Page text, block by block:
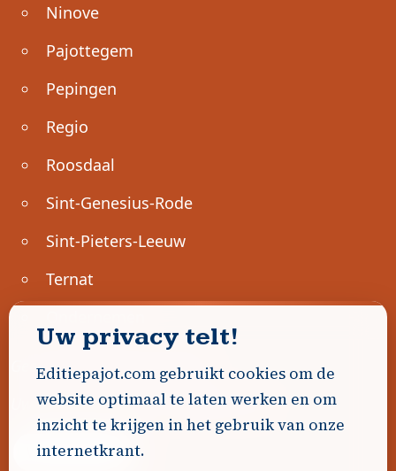
Ninove
Pajottegem
Pepingen
Regio
Roosdaal
Sint-Genesius-Rode
Sint-Pieters-Leeuw
Ternat
Geen advertenties gevonden.
Uw advertentie hier? Contacteer ons!
Word Partner!
Uw privacy telt!
Editiepajot.com gebruikt cookies om de
website optimaal te laten werken en om
inzicht te krijgen in het gebruik van onze
internetkrant.